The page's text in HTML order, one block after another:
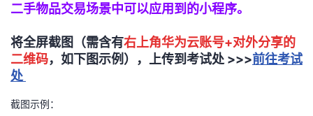
二手物品交易场景中可以应用到的小程序。
将全屏截图（需含有右上角华为云账号+对外分享的
二维码，如下图示例），上传到考试处 >>>前往考试
处
截图示例：